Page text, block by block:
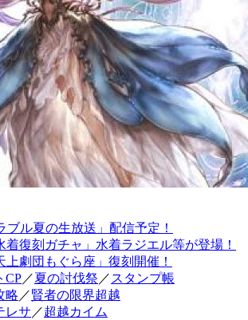
ブル夏の生放送」配信予定！
着復刻ガチャ」水着ラジエル等が登場！
上劇団もぐら座」復刻開催！
CP／夏の討伐祭 ／ スタンプ帳
略 ／賢者の限界超越
レサ ／超越カイム